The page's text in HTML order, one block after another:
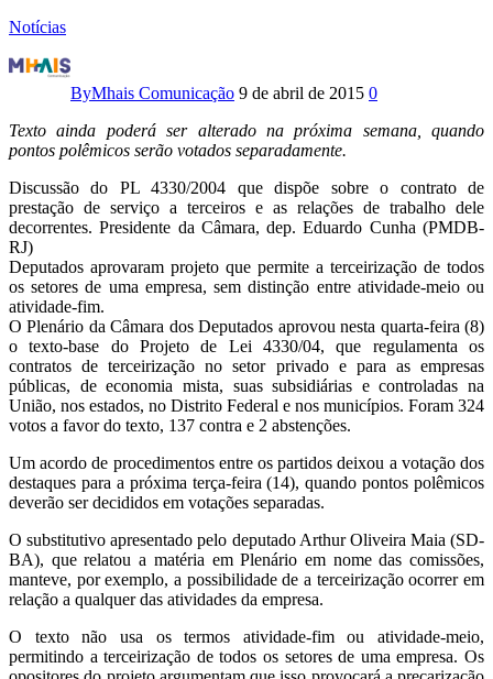
Notícias
Câmara
aprova
texto-
base
do
projeto
que
regulamenta
terceirização
ByMhais Comunicação 9 de abril de 2015 0
Texto ainda poderá ser alterado na próxima semana, quando
pontos polêmicos serão votados separadamente.
Discussão do PL 4330/2004 que dispõe sobre o contrato de
prestação de serviço a terceiros e as relações de trabalho dele
decorrentes. Presidente da Câmara, dep. Eduardo Cunha (PMDB-
RJ)
Deputados aprovaram projeto que permite a terceirização de todos
os setores de uma empresa, sem distinção entre atividade-meio ou
atividade-fim.
O Plenário da Câmara dos Deputados aprovou nesta quarta-feira (8)
o texto-base do Projeto de Lei 4330/04, que regulamenta os
contratos de terceirização no setor privado e para as empresas
públicas, de economia mista, suas subsidiárias e controladas na
União, nos estados, no Distrito Federal e nos municípios. Foram 324
votos a favor do texto, 137 contra e 2 abstenções.
Um acordo de procedimentos entre os partidos deixou a votação dos
destaques para a próxima terça-feira (14), quando pontos polêmicos
deverão ser decididos em votações separadas.
O substitutivo apresentado pelo deputado Arthur Oliveira Maia (SD-
BA), que relatou a matéria em Plenário em nome das comissões,
manteve, por exemplo, a possibilidade de a terceirização ocorrer em
relação a qualquer das atividades da empresa.
O texto não usa os termos atividade-fim ou atividade-meio,
permitindo a terceirização de todos os setores de uma empresa. Os